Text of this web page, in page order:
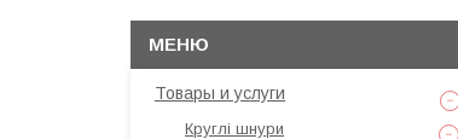
Товары и услуги
Круглі шнури